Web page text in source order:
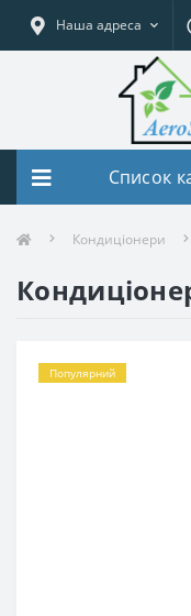
Наша адреса
Список
Кондиціонери
Популярний